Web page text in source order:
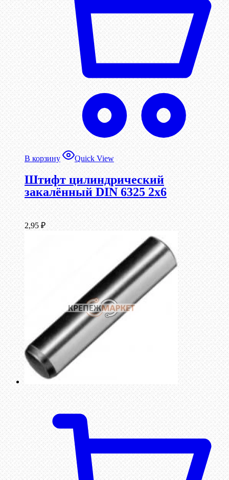
В корзину Quick View
Штифт цилиндрический
закалённый DIN 6325 2х6
2,95 ₽